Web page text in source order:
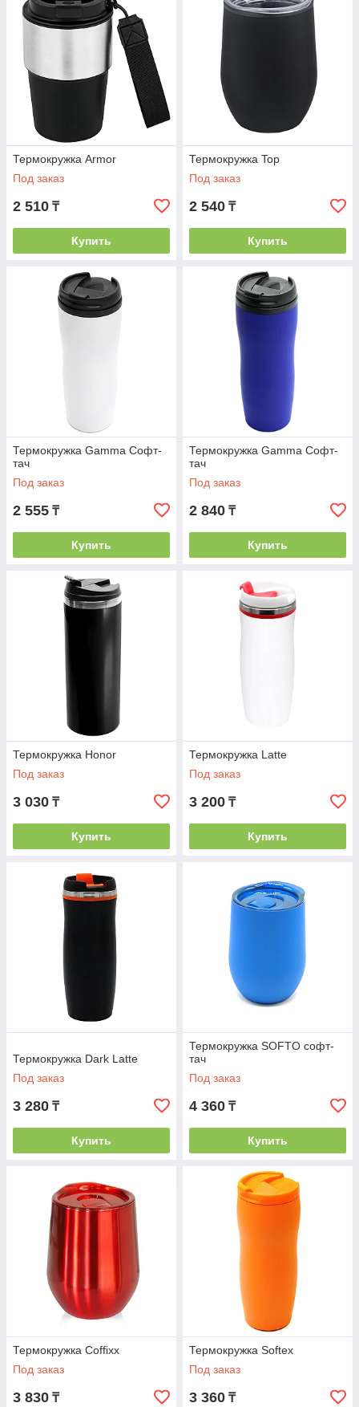
Термокружка Armor
Под заказ
2 510 ₸
Купить
Термокружка Top
Под заказ
2 540 ₸
Купить
Термокружка Gamma Софт-
тач
Под заказ
2 555 ₸
Купить
Термокружка Gamma Софт-
тач
Под заказ
2 840 ₸
Купить
Термокружка Honor
Под заказ
3 030 ₸
Купить
Термокружка Latte
Под заказ
3 200 ₸
Купить
Термокружка Dark Latte
Под заказ
3 280 ₸
Купить
Термокружка SOFTO софт-
тач
Под заказ
4 360 ₸
Купить
Термокружка Coffixx
Под заказ
3 830 ₸
Термокружка Softex
Под заказ
3 360 ₸